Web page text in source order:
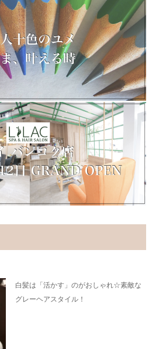
白髪は「活かす」のがおしゃれ☆素敵な
グレーヘアスタイル！